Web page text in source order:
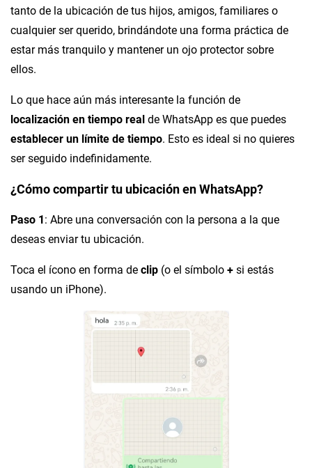
tanto de la ubicación de tus hijos, amigos, familiares o
cualquier ser querido, brindándote una forma práctica de
estar más tranquilo y mantener un ojo protector sobre
ellos.
Lo que hace aún más interesante la función de
localización en tiempo real de WhatsApp es que puedes
establecer un límite de tiempo. Esto es ideal si no quieres
ser seguido indefinidamente.
¿Cómo compartir tu ubicación en WhatsApp?
Paso 1: Abre una conversación con la persona a la que
deseas enviar tu ubicación.
Toca el ícono en forma de clip (o el símbolo + si estás
usando un iPhone).